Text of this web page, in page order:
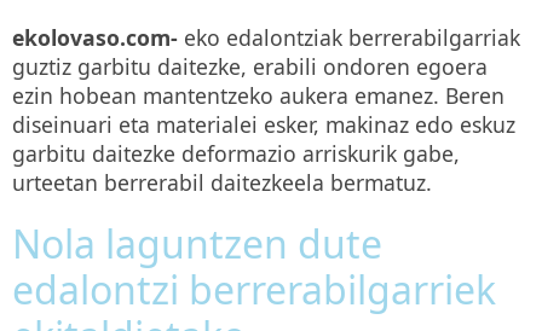
ekolovaso.com- eko edalontziak berrerabilgarriak
guztiz garbitu daitezke, erabili ondoren egoera
ezin hobean mantentzeko aukera emanez. Beren
diseinuari eta materialei esker, makinaz edo eskuz
garbitu daitezke deformazio arriskurik gabe,
urteetan berrerabil daitezkeela bermatuz.
Nola laguntzen dute
edalontzi berrerabilgarriek